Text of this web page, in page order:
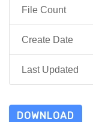
File Count
Create Date
Last Updated
DOWNLOAD